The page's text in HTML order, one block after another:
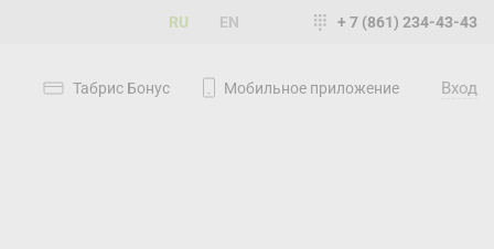
RU EN + 7 (861) 234-43-43
Табрис Бонус Мобильное приложение Вход